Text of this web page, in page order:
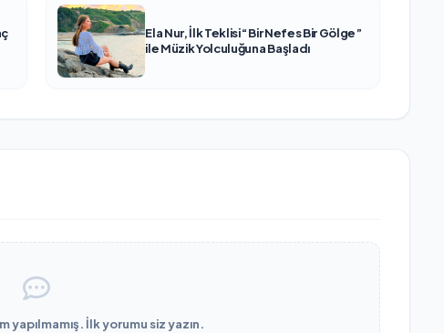
Ela Nur, İlk Teklisi “Bir Nefes Bir Gölge”
ile Müzik Yolculuğuna Başladı
yapılmamış. İlk yorumu siz yazın.